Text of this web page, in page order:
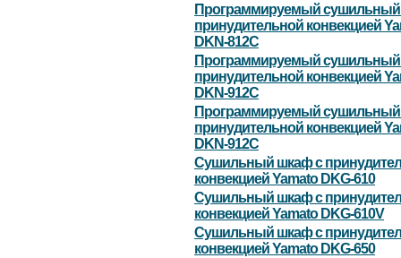
Программируемый
принудительной конвекцией
DKN-812С
Программируемый
принудительной конвекцией
DKN-912С
Программируемый
принудительной конвекцией
DKN-912С
Сушильный шкаф с
конвекцией Yamato DKG-610
Сушильный шкаф с
конвекцией Yamato DKG-610V
Сушильный шкаф с
конвекцией Yamato DKG-650